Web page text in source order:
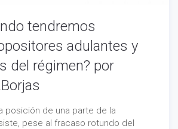
tendremos
adulantes y
del régimen? por
posición de una parte de la
pese al fracaso rotundo del